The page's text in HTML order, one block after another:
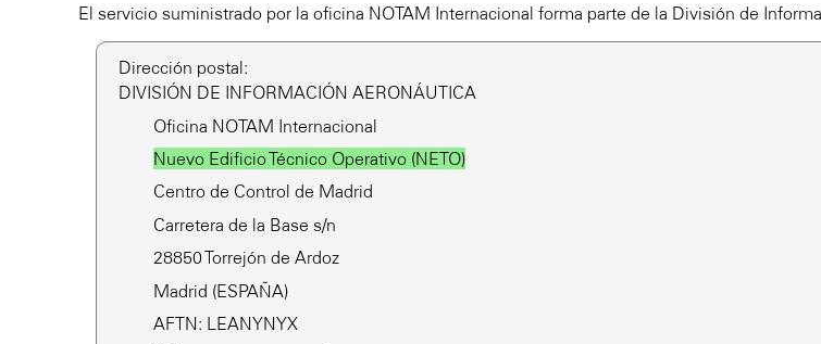
El servicio suministrado por la oficina NOTAM Internacional forma parte de la División de
Dirección postal:
DIVISIÓN DE INFORMACIÓN AERONÁUTICA
Oficina NOTAM Internacional
Nuevo Edificio Técnico Operativo (NETO)
Centro de Control de Madrid
Carretera de la Base s/n
28850 Torrejón de Ardoz
Madrid (ESPAÑA)
AFTN: LEANYNYX